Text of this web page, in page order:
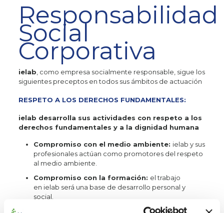
Responsabilidad
Social
Corporativa
ielab, como empresa socialmente responsable, sigue los
siguientes preceptos en todos sus ámbitos de actuación
RESPETO A LOS DERECHOS FUNDAMENTALES:
ielab desarrolla sus actividades con respeto a los
derechos fundamentales y a la dignidad humana
Compromiso con el medio ambiente: ielab y sus
profesionales actúan como promotores del respeto
al medio ambiente.
Compromiso con la formación: el trabajo
en ielab será una base de desarrollo personal y
social.
Seguridad y salud en el trabajo:ielab y sus